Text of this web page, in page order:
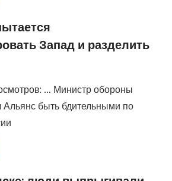
Запад и разделить
… Министр обороны
Альянс быть бдительными по